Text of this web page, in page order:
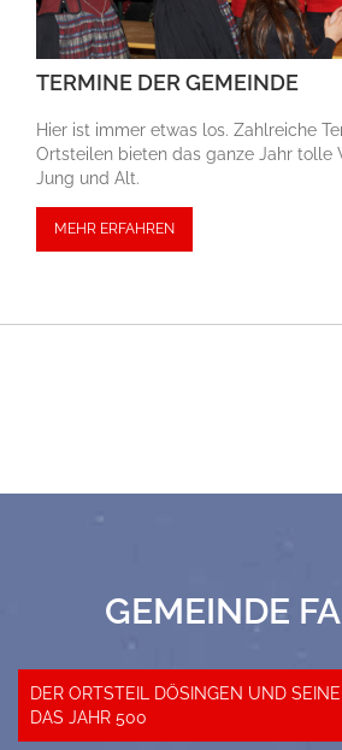
TERMINE DER GEMEINDE
Hier ist immer etwas los. Zahlreiche
Ortsteilen bieten das ganze Jahr tolle
Jung und Alt.
MEHR ERFAHREN
GEMEINDE
DER ORTSTEIL DÖSINGEN UND
DAS JAHR 500